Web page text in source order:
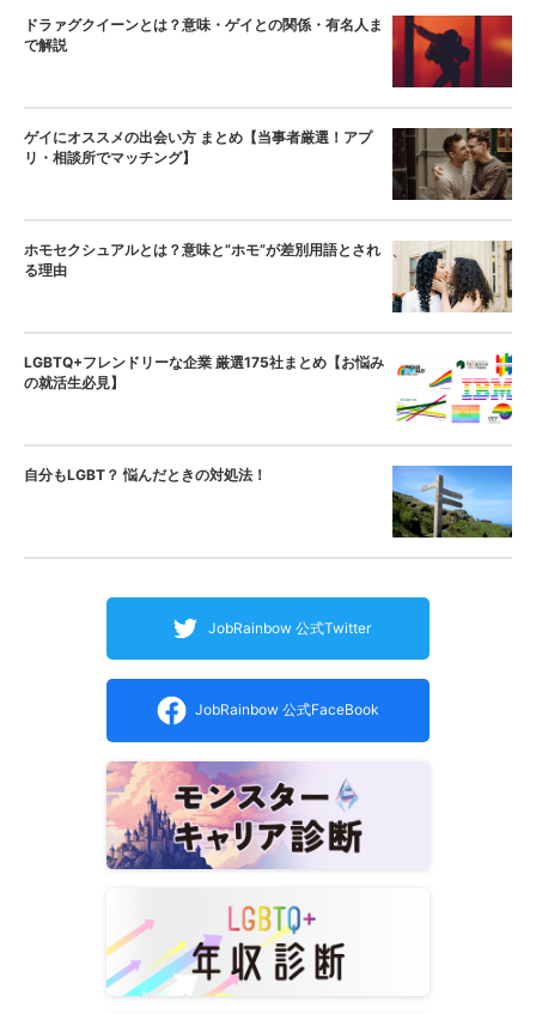
ドラァグクイーンとは？意味・ゲイとの関係・有名人ま
で解説
ゲイにオススメの出会い方 まとめ【当事者厳選！アプ
リ・相談所でマッチング】
ホモセクシュアルとは？意味と”ホモ”が差別用語とされ
る理由
LGBTQ+フレンドリーな企業 厳選175社まとめ【お悩み
の就活生必見】
自分もLGBT？ 悩んだときの対処法！
JobRainbow 公式Twitter
JobRainbow 公式FaceBook